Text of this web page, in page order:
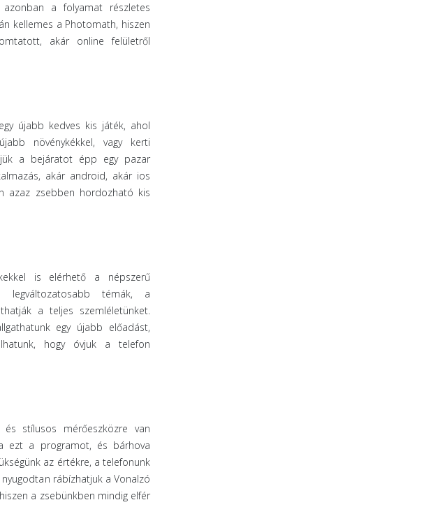
a folyamat részletes
kellemes a Photomath, hiszen
akár online felületről
újabb kedves kis játék, ahol
növénykékkel, vagy kerti
a bejáratot épp egy pazar
akár android, akár ios
azaz zsebben hordozható kis
is elérhető a népszerű
témák, a
a teljes szemléletünket.
egy újabb előadást,
hogy óvjuk a telefon
stílusos mérőeszközre van
ezt a programot, és bárhova
az értékre, a telefonunk
rábízhatjuk a Vonalzó
a zsebünkben mindig elfér